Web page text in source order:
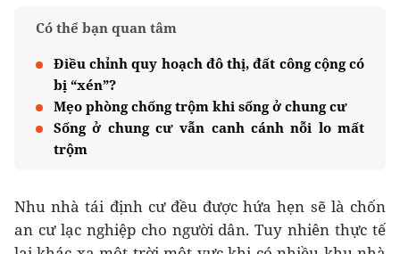
Có thể bạn quan tâm
Điều chỉnh quy hoạch đô thị, đất công cộng có
bị “xén”?
Mẹo phòng chống trộm khi sống ở chung cư
Sống ở chung cư vẫn canh cánh nỗi lo mất
trộm
Nhu nhà tái định cư đều được hứa hẹn sẽ là chốn
an cư lạc nghiệp cho người dân. Tuy nhiên thực tế